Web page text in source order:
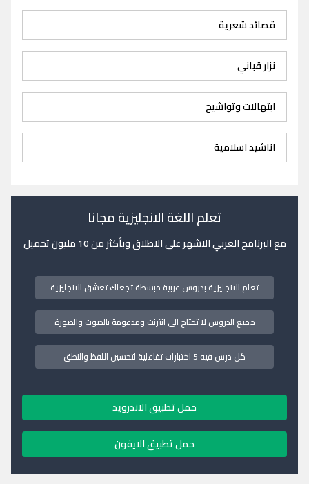
قصائد شعرية
نزار قباني
ابتهالات وتواشيح
اناشيد اسلامية
تعلم اللغة الانجليزية مجانا
مع البرنامج العربي الاشهر على الاطلاق وبأكثر من 10 مليون تحميل
تعلم الانجليزية بدروس عربية مبسطة تجعلك تعشق الانجليزية
جميع الدروس لا تحتاج الى انترنت ومدعومة بالصوت والصورة
كل درس فيه 5 اختبارات تفاعلية لتحسين اللفظ والنطق
حمل تطبيق الاندرويد
حمل تطبيق الايفون